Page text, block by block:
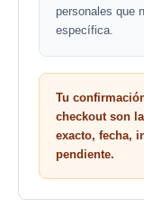
personales que
específica.
Tu
checkout son
exacto, fecha,
pendiente.